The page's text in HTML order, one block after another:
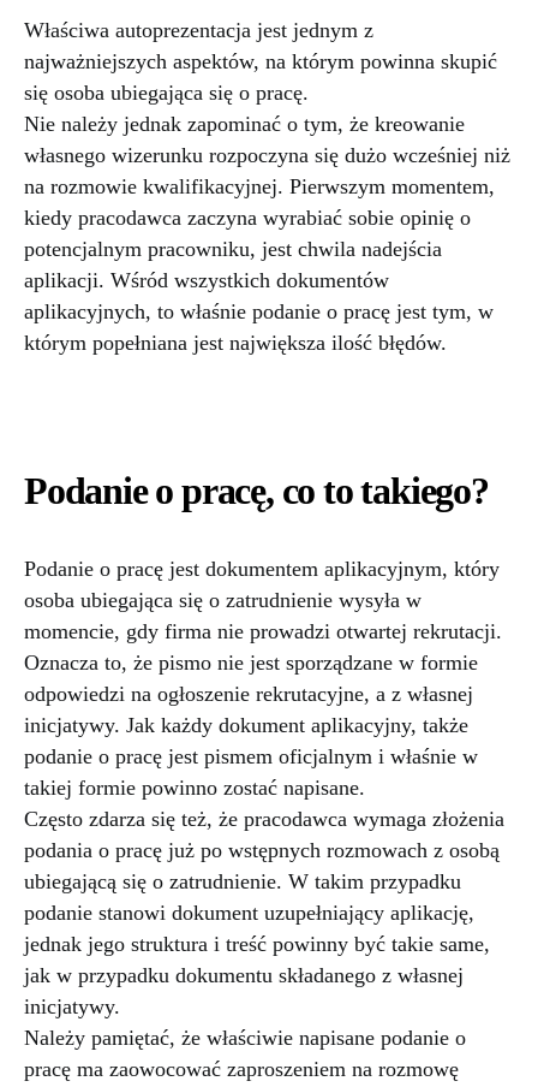
Właściwa autoprezentacja jest jednym z
najważniejszych aspektów, na którym powinna skupić
się osoba ubiegająca się o pracę.
Nie należy jednak zapominać o tym, że kreowanie
własnego wizerunku rozpoczyna się dużo wcześniej niż
na rozmowie kwalifikacyjnej. Pierwszym momentem,
kiedy pracodawca zaczyna wyrabiać sobie opinię o
potencjalnym pracowniku, jest chwila nadejścia
aplikacji. Wśród wszystkich dokumentów
aplikacyjnych, to właśnie podanie o pracę jest tym, w
którym popełniana jest największa ilość błędów.
Podanie o pracę, co to takiego?
Podanie o pracę jest dokumentem aplikacyjnym, który
osoba ubiegająca się o zatrudnienie wysyła w
momencie, gdy firma nie prowadzi otwartej rekrutacji.
Oznacza to, że pismo nie jest sporządzane w formie
odpowiedzi na ogłoszenie rekrutacyjne, a z własnej
inicjatywy. Jak każdy dokument aplikacyjny, także
podanie o pracę jest pismem oficjalnym i właśnie w
takiej formie powinno zostać napisane.
Często zdarza się też, że pracodawca wymaga złożenia
podania o pracę już po wstępnych rozmowach z osobą
ubiegającą się o zatrudnienie. W takim przypadku
podanie stanowi dokument uzupełniający aplikację,
jednak jego struktura i treść powinny być takie same,
jak w przypadku dokumentu składanego z własnej
inicjatywy.
Należy pamiętać, że właściwie napisane podanie o
pracę ma zaowocować zaproszeniem na rozmowę